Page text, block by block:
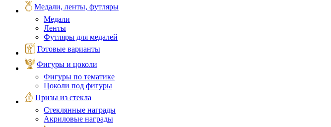
Медали, ленты, футляры
Медали
Ленты
Футляры для медалей
Готовые варианты
Фигуры и цоколи
Фигуры по тематике
Цоколи под фигуры
Призы из стекла
Стеклянные награды
Акриловые награды